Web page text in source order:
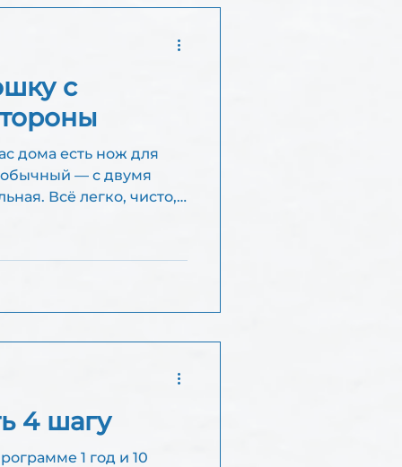
с
— с двумя
Всё легко, чисто,
4 шагу
1 год и 10